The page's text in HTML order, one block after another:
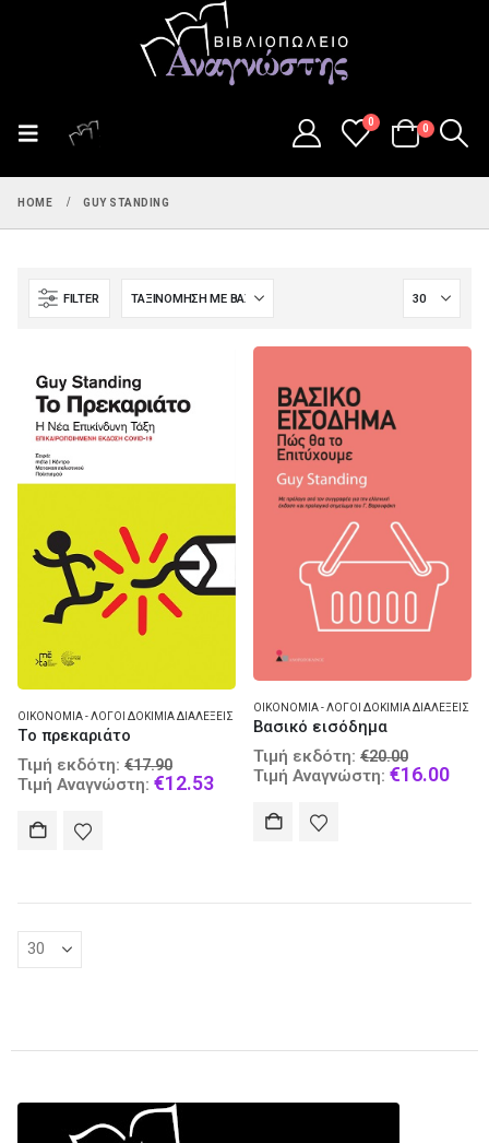
0
0
HOME GUY STANDING
FILTER
ΟΙΚΟΝΟΜΊΑ - ΛΌΓΟΙ ΔΟΚΊΜΙΑ ΔΙΑΛΈΞΕΙΣ
Τo πρεκαριάτο
Τιμή εκδότη: €17.90
price
Τιμή Αναγνώστη: €12.53Current
ΟΙΚΟΝΟΜΊΑ - ΛΌΓΟΙ ΔΟΚΊΜΙΑ ΔΙΑΛΈΞΕΙΣ
Βασικό εισόδημα
Τιμή εκδότη: €20.00
price
Τιμή Αναγνώστη: €16.00